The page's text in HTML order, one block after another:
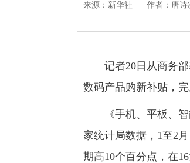
来源： 新华社 作者：唐诗
记者20日从商务部
数码产品购新补贴，完
《手机、平板、智
家统计局数据，1至2
期高10个百分点，在